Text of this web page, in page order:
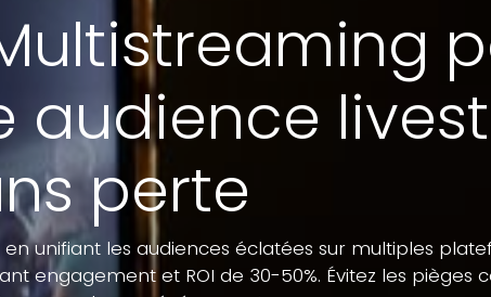
audience
perte
unifiant les audiences éclatées sur multiples
engagement et ROI de 30-50%. Évitez les pièges